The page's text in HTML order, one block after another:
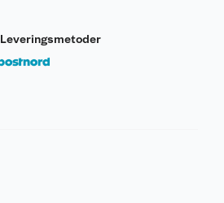
Leveringsmetoder